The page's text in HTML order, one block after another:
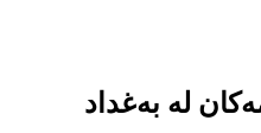
لە بەغداد